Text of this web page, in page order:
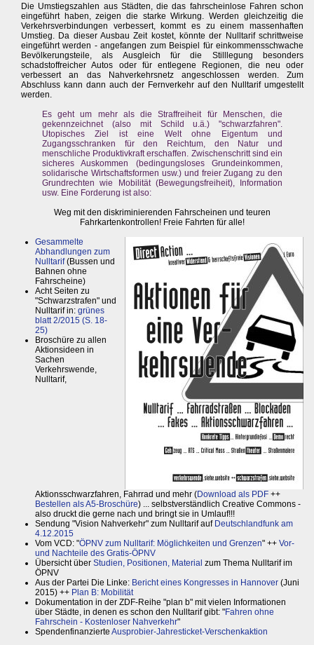
Die Umstiegszahlen aus Städten, die das fahrscheinlose Fahren schon
eingeführt haben, zeigen die starke Wirkung. Werden gleichzeitig die
Verkehrsverbindungen verbessert, kommt es zu einem massenhaften
Umstieg. Da dieser Ausbau Zeit kostet, könnte der Nulltarif schrittweise
eingeführt werden - angefangen zum Beispiel für einkommensschwache
Bevölkerungsteile, als Ausgleich für die Stilllegung besonders
schadstoffreicher Autos oder für entlegene Regionen, die neu oder
verbessert an das Nahverkehrsnetz angeschlossen werden. Zum
Abschluss kann dann auch der Fernverkehr auf den Nulltarif umgestellt
werden.
Es geht um mehr als die Straffreiheit für Menschen, die
gekennzeichnet (also mit Schild u.ä.) "schwarzfahren".
Utopisches Ziel ist eine Welt ohne Eigentum und
Zugangsschranken für den Reichtum, den Natur und
menschliche Produktivkraft erschaffen. Zwischenschritt sind ein
sicheres Auskommen (bedingungsloses Grundeinkommen,
solidarische Wirtschaftsformen usw.) und freier Zugang zu den
Grundrechten wie Mobilität (Bewegungsfreiheit), Information
usw. Eine Forderung ist also:
Weg mit den diskriminierenden Fahrscheinen und teuren
Fahrkartenkontrollen! Freie Fahrten für alle!
Gesammelte
Abhandlungen zum
Nulltarif(Bussen und
Bahnen ohne
Fahrscheine)
Acht Seiten zu
"Schwarzstrafen" und
Nulltarif in: grünes
blatt 2/2015 (S. 18-
25)
Broschüre zu allen
Aktionsideen in
Sachen
Verkehrswende,
Nulltarif,
Aktionsschwarzfahren, Fahrrad und mehr (Download als PDF ++
Bestellen als A5-Broschüre) ... selbstverständlich Creative Commons -
also druckt die gerne nach und bringt sie in Umlauf!!!
Sendung "Vision Nahverkehr" zum Nulltarif auf Deutschlandfunk am
4.12.2015
Vom VCD: "ÖPNV zum Nulltarif: Möglichkeiten und Grenzen" ++ Vor-
und Nachteile des Gratis-ÖPNV
Übersicht über Studien, Positionen, Material zum Thema Nulltarif im
ÖPNV
Aus der Partei Die Linke: Bericht eines Kongresses in Hannover (Juni
2015) ++ Plan B: Mobilität
Dokumentation in der ZDF-Reihe "plan b" mit vielen Informationen
über Städte, in denen es schon den Nulltarif gibt: "Fahren ohne
Fahrschein - Kostenloser Nahverkehr"
Spendenfinanzierte Ausprobier-Jahresticket-Verschenkaktion